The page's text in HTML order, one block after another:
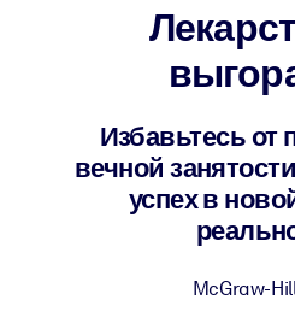
Intégrez des connaissances
LMS/LXP pour de meilleurs
Pour bibliothèques
commerciales fiables et prêtes à
Избавьтесь от
вечной
успех в
McGraw-